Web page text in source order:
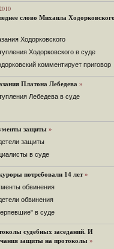
что Россия может выйти из-
14.08.2014
Сечин просит о помощи.
на санкции, глава
хочет выбить из фонда
по счетам ЮКОСа
о компенсации $50 млрд
Вспоминает Иван Стариков.
слово Михаила Ходорковского
Ходорковского
Ходорковского в суде
комментирует приговор
Платона Лебедева »
Лебедева в суде
защиты »
защиты
в суде
потребовали 14 лет »
обвинения
обвинения
в суде
судебных заседаний. И
защиты на протоколы »